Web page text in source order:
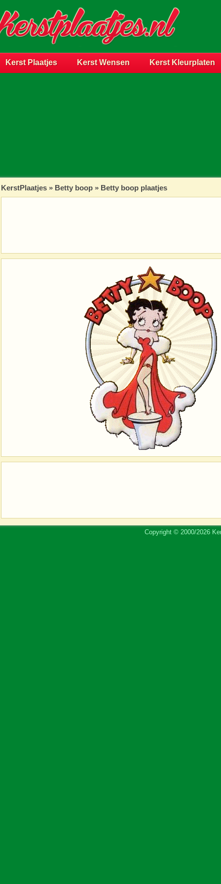
Kerst Plaatjes Kerst Wensen Kerst Kleurplaten
KerstPlaatjes » Betty boop » Betty boop plaatjes
Copyright © 2000/2026